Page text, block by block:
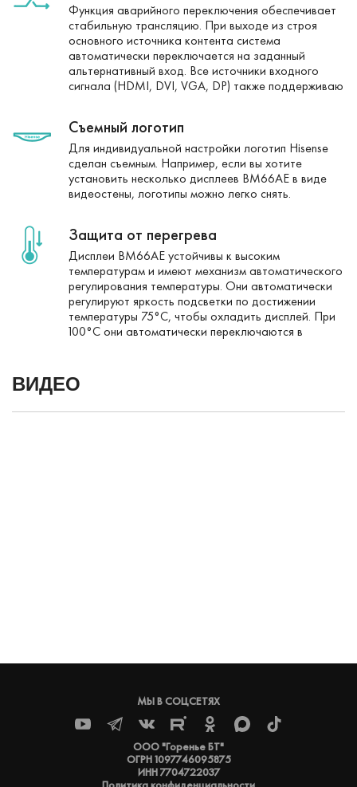
Функция аварийного переключения обеспечивает
стабильную трансляцию. При выходе из строя
основного источника контента система
автоматически переключается на заданный
альтернативный вход. Все источники входного
сигнала (HDMI, DVI, VGA, DP) также поддерживаю
Съемный логотип
Для индивидуальной настройки логотип Hisense
сделан съемным. Например, если вы хотите
установить несколько дисплеев BM66AE в виде
видеостены, логотипы можно легко снять.
Защита от перегрева
Дисплеи BM66AE устойчивы к высоким
температурам и имеют механизм автоматического
регулирования температуры. Они автоматически
регулируют яркость подсветки по достижении
температуры 75°C, чтобы охладить дисплей. При
100°C они автоматически переключаются в
ВИДЕО
МЫ В СОЦСЕТЯХ
ООО "Горенье БТ"
ОГРН 1097746095875
ИНН 7704722037